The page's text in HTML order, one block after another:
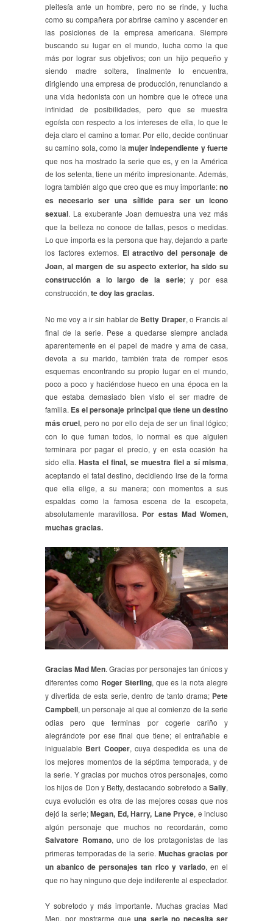
pleitesía ante un hombre, pero no se rinde, y lucha
como su compañera por abrirse camino y ascender en
las posiciones de la empresa americana. Siempre
buscando su lugar en el mundo, lucha como la que
más por lograr sus objetivos; con un hijo pequeño y
siendo madre soltera, finalmente lo encuentra,
dirigiendo una empresa de producción, renunciando a
una vida hedonista con un hombre que le ofrece una
infinidad de posibilidades, pero que se muestra
egoísta con respecto a los intereses de ella, lo que le
deja claro el camino a tomar. Por ello, decide continuar
su camino sola, como la mujer independiente y fuerte
que nos ha mostrado la serie que es, y en la América
de los setenta, tiene un mérito impresionante. Además,
logra también algo que creo que es muy importante:no
es necesario ser una sílfide para ser un icono
sexual. La exuberante Joan demuestra una vez más
que la belleza no conoce de tallas, pesos o medidas.
Lo que importa es la persona que hay, dejando a parte
los factores externos. El atractivo del personaje de
Joan, al margen de su aspecto exterior, ha sido su
construcción a lo largo de la serie; y por esa
construcción, te doy las gracias.
No me voy a ir sin hablar de Betty Draper, o Francis al
final de la serie. Pese a quedarse siempre anclada
aparentemente en el papel de madre y ama de casa,
devota a su marido, también trata de romper esos
esquemas encontrando su propio lugar en el mundo,
poco a poco y haciéndose hueco en una época en la
que estaba demasiado bien visto el ser madre de
familia. Es el personaje principal que tiene un destino
más cruel, pero no por ello deja de ser un final lógico;
con lo que fuman todos, lo normal es que alguien
terminara por pagar el precio, y en esta ocasión ha
sido ella. Hasta el final, se muestra fiel a sí misma,
aceptando el fatal destino, decidiendo irse de la forma
que ella elige, a su manera; con momentos a sus
espaldas como la famosa escena de la escopeta,
absolutamente maravillosa. Por estas Mad Women,
muchas gracias.
Gracias Mad Men. Gracias por personajes tan únicos y
diferentes como Roger Sterling, que es la nota alegre
y divertida de esta serie, dentro de tanto drama; Pete
Campbell, un personaje al que al comienzo de la serie
odias pero que terminas por cogerle cariño y
alegrándote por ese final que tiene; el entrañable e
inigualable Bert Cooper, cuya despedida es una de
los mejores momentos de la séptima temporada, y de
la serie. Y gracias por muchos otros personajes, como
los hijos de Don y Betty, destacando sobretodo aSally,
cuya evolución es otra de las mejores cosas que nos
dejó la serie;Megan, Ed, Harry, Lane Pryce, e incluso
algún personaje que muchos no recordarán, como
Salvatore Romano, uno de los protagonistas de las
primeras temporadas de la serie. Muchas gracias por
un abanico de personajes tan rico y variado, en el
que no hay ninguno que deje indiferente al espectador.
Y sobretodo y más importante. Muchas gracias Mad
Men, por mostrarme que